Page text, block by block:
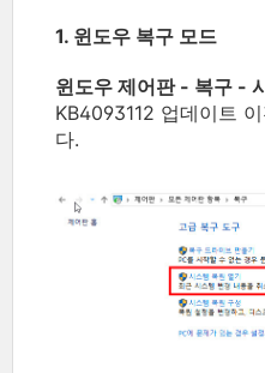
1. 윈도우 복구 모드
윈도우 제어판 - 복구 -
KB4093112 업데이트
다.